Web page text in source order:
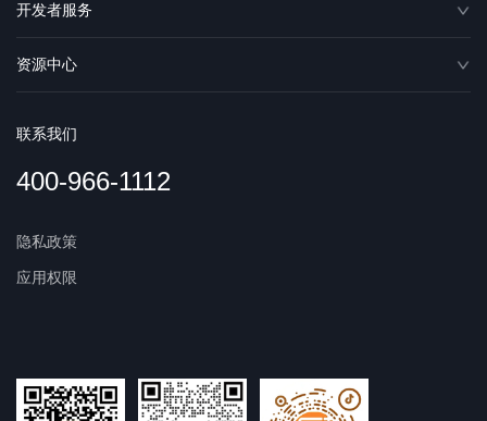
开发者服务
资源中心
联系我们
400-966-1112
隐私政策
应用权限